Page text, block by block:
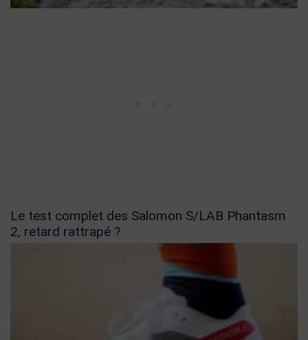
Le test complet des Salomon S/LAB Phantasm
2, retard rattrapé ?